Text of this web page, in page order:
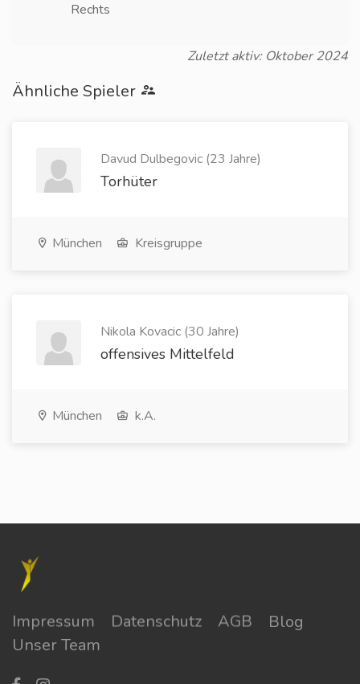
Rechts
Zuletzt aktiv: Oktober 2024
Ähnliche Spieler
Davud Dulbegovic (23 Jahre)
Torhüter
München Kreisgruppe
Nikola Kovacic (30 Jahre)
offensives Mittelfeld
München k.A.
Impressum Datenschutz AGB
Blog
Unser Team